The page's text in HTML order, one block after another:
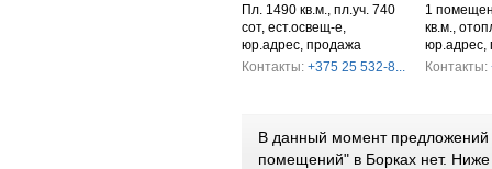
Пл. 1490 кв.м., пл.уч. 740
сот, ест.освещ-е,
юр.адрес, продажа
Контакты: +375 25 532-8...
1
кв.м.,
юр.адрес,
Контакты:
В данный момент предложений
помещений" в Борках нет.